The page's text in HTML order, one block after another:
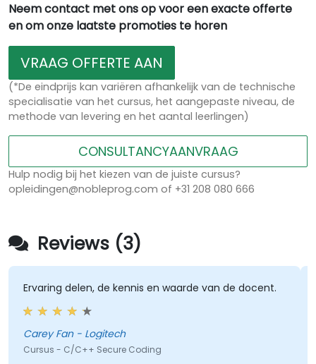
Neem contact met ons op voor een exacte offerte
en om onze laatste promoties te horen
VRAAG OFFERTE AAN
(*De eindprijs kan variëren afhankelijk van de technische
specialisatie van het cursus, het aangepaste niveau, de
methode van levering en het aantal leerlingen)
CONSULTANCYAANVRAAG
Hulp nodig bij het kiezen van de juiste cursus?
opleidingen@nobleprog.com of +31 208 080 666
Reviews (3)
Ervaring delen, de kennis en waarde van de docent.
Carey Fan - Logitech
Cursus - C/C++ Secure Coding